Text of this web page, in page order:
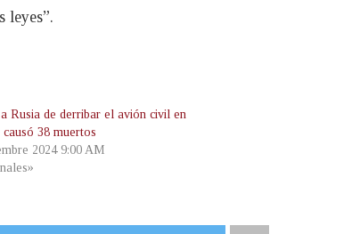
leyes”.
Rusia de derribar el avión civil en
38 muertos
2024 9:00 AM